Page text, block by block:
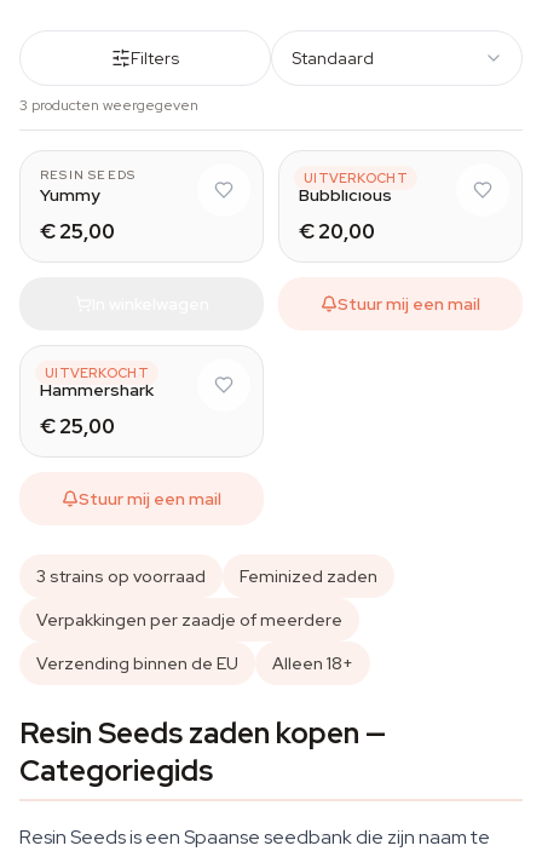
Filters Standaard
3 producten weergegeven
RESIN SEEDS
Yummy
€ 25,00
UITVERKOCHT
RESIN SEEDS
Bubblicious
€ 20,00
Stuur mij een mail
UITVERKOCHT
RESIN SEEDS
Hammershark
€ 25,00
Stuur mij een mail
3 strains op voorraad
Feminized zaden
Verpakkingen per zaadje of meerdere
Verzending binnen de EU
Alleen 18+
Resin Seeds zaden kopen —
Categoriegids
Resin Seeds is een Spaanse seedbank die zijn naam te